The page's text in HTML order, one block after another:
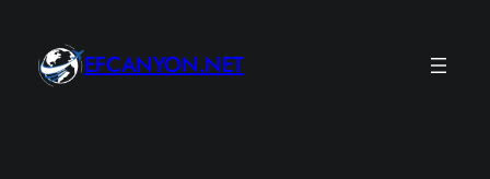
EFCANYON.NET